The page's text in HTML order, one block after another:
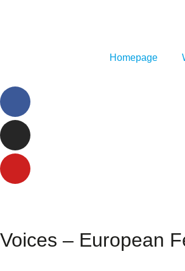
Homepage
Voices – European